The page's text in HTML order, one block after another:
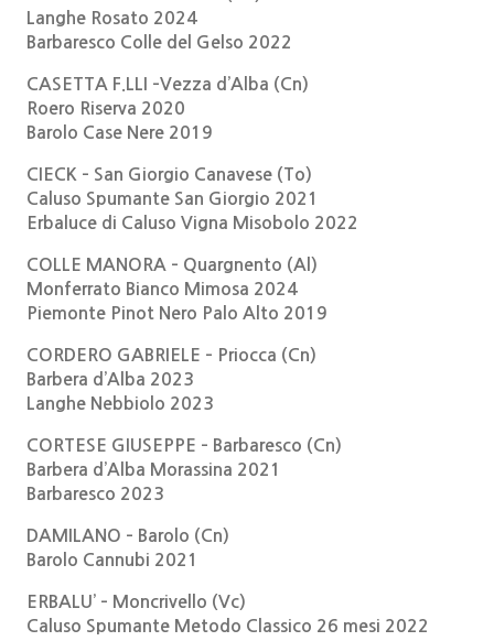
Langhe Rosato 2024
Barbaresco Colle del Gelso 2022
CASETTA F.LLI –Vezza d’Alba (Cn)
Roero Riserva 2020
Barolo Case Nere 2019
CIECK – San Giorgio Canavese (To)
Caluso Spumante San Giorgio 2021
Erbaluce di Caluso Vigna Misobolo 2022
COLLE MANORA – Quargnento (Al)
Monferrato Bianco Mimosa 2024
Piemonte Pinot Nero Palo Alto 2019
CORDERO GABRIELE – Priocca (Cn)
Barbera d’Alba 2023
Langhe Nebbiolo 2023
CORTESE GIUSEPPE – Barbaresco (Cn)
Barbera d’Alba Morassina 2021
Barbaresco 2023
DAMILANO – Barolo (Cn)
Barolo Cannubi 2021
ERBALU’ – Moncrivello (Vc)
Caluso Spumante Metodo Classico 26 mesi 2022